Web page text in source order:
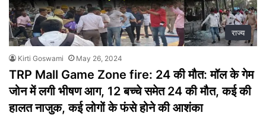
राज्य
Kirti Goswami May 26, 2024
TRP Mall Game Zone fire: 24 की मौत: मॉल के गेम
जोन में लगी भीषण आग, 12 बच्चे समेत 24 की मौत, कई की
हालत नाजुक, कई लोगों के फंसे होने की आशंका